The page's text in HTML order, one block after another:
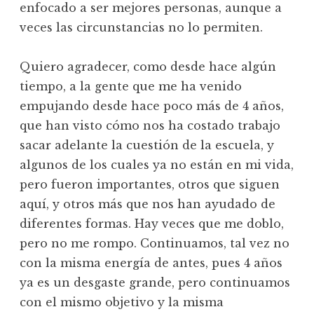
enfocado a ser mejores personas, aunque a
veces las circunstancias no lo permiten.
Quiero agradecer, como desde hace algún
tiempo, a la gente que me ha venido
empujando desde hace poco más de 4 años,
que han visto cómo nos ha costado trabajo
sacar adelante la cuestión de la escuela, y
algunos de los cuales ya no están en mi vida,
pero fueron importantes, otros que siguen
aquí, y otros más que nos han ayudado de
diferentes formas. Hay veces que me doblo,
pero no me rompo. Continuamos, tal vez no
con la misma energía de antes, pues 4 años
ya es un desgaste grande, pero continuamos
con el mismo objetivo y la misma